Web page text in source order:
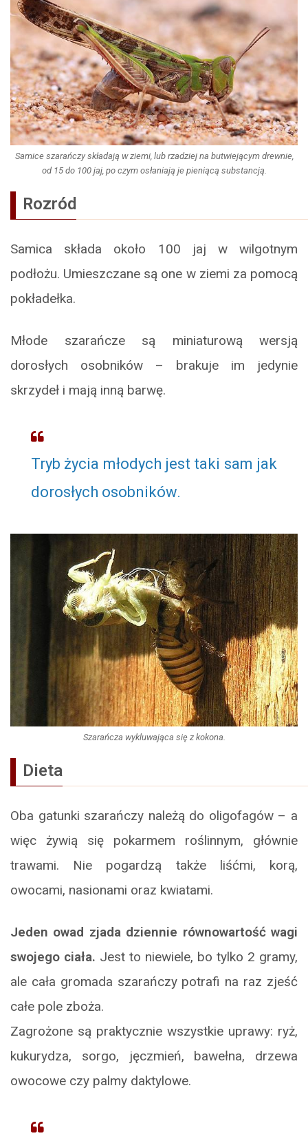
Samice szarańczy składają w ziemi, lub rzadziej na butwiejącym drewnie,
od 15 do 100 jaj, po czym osłaniają je pieniącą substancją.
Rozród
Samica składa około 100 jaj w wilgotnym
podłożu. Umieszczane są one w ziemi za pomocą
pokładełka.
Młode szarańcze są miniaturową wersją
dorosłych osobników – brakuje im jedynie
skrzydeł i mają inną barwę.
Tryb życia młodych jest taki sam jak
dorosłych osobników.
Szarańcza wykluwająca się z kokona.
Dieta
Oba gatunki szarańczy należą do oligofagów – a
więc żywią się pokarmem roślinnym, głównie
trawami. Nie pogardzą także liśćmi, korą,
owocami, nasionami oraz kwiatami.
Jeden owad zjada dziennie równowartość wagi
swojego ciała. Jest to niewiele, bo tylko 2 gramy,
ale cała gromada szarańczy potrafi na raz zjeść
całe pole zboża.
Zagrożone są praktycznie wszystkie uprawy: ryż,
kukurydza, sorgo, jęczmień, bawełna, drzewa
owocowe czy palmy daktylowe.